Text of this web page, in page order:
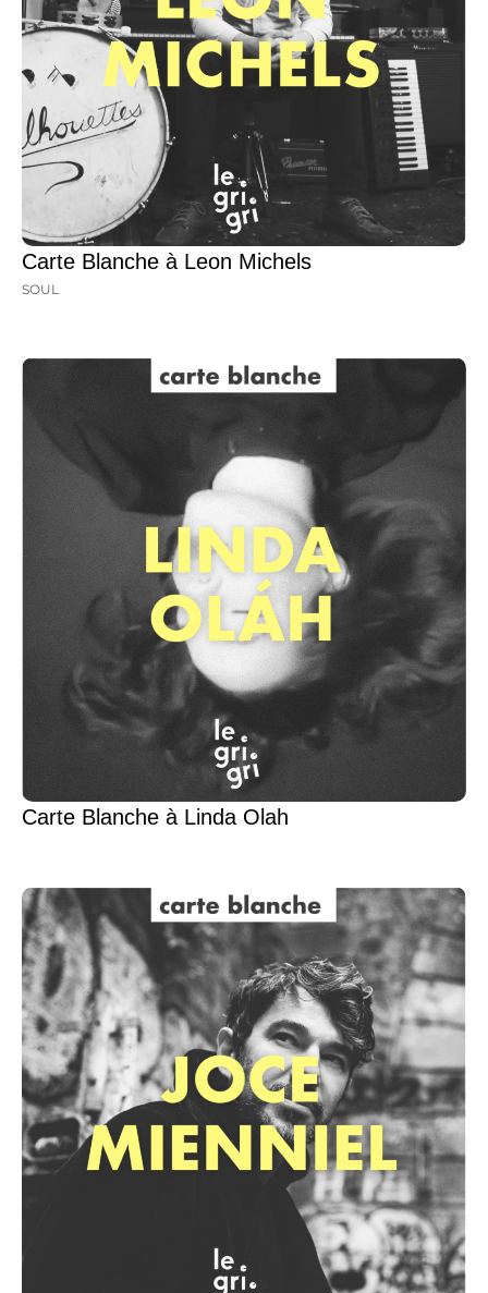
Carte Blanche à Leon Michels
SOUL
Carte Blanche à Linda Olah